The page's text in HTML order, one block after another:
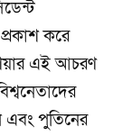
করে
এই আচরণ
এবং পুতিনের